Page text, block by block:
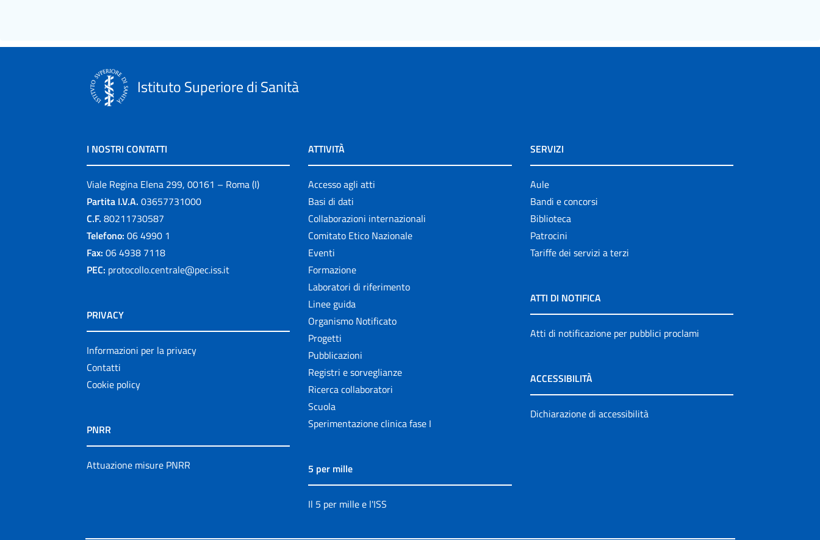
Istituto Superiore di Sanità
I NOSTRI CONTATTI
Viale Regina Elena 299, 00161 – Roma (I)
Partita I.V.A. 03657731000
C.F. 80211730587
Telefono: 06 4990 1
Fax: 06 4938 7118
PEC: protocollo.centrale@pec.iss.it
PRIVACY
Informazioni per la privacy
Contatti
Cookie policy
PNRR
Attuazione misure PNRR
ATTIVITÀ
Accesso agli atti
Basi di dati
Collaborazioni internazionali
Comitato Etico Nazionale
Eventi
Formazione
Laboratori di riferimento
Linee guida
Organismo Notificato
Progetti
Pubblicazioni
Registri e sorveglianze
Ricerca collaboratori
Scuola
Sperimentazione clinica fase I
5 per mille
Il 5 per mille e l'ISS
SERVIZI
Aule
Bandi e concorsi
Biblioteca
Patrocini
Tariffe dei servizi a terzi
ATTI DI NOTIFICA
Atti di notificazione per pubblici proclami
ACCESSIBILITÀ
Dichiarazione di accessibilità